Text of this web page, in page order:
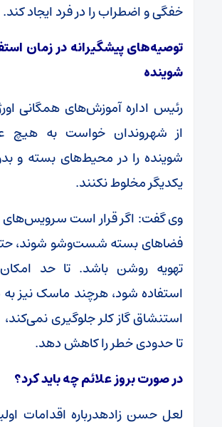
خفگی و اضطراب را در فرد ایجاد کند.
توصیه‌های پیشگیرانه در زمان
شوینده
رئیس اداره آموزش‌های همگانی
از شهروندان خواست به هیچ
شوینده را در محیط‌های بسته و
یکدیگر مخلوط نکنند.
وی گفت: اگر قرار است سرویس‌های
فضاهای بسته شست‌وشو شوند،
تهویه روشن باشد. تا حد
استفاده شود، هرچند ماسک نیز به
استنشاق گاز کلر جلوگیری نمی‌کند،
تا حدودی خطر را کاهش دهد.
در صورت بروز علائم چه باید کرد؟
لعل حسن زادهدرباره اقدامات